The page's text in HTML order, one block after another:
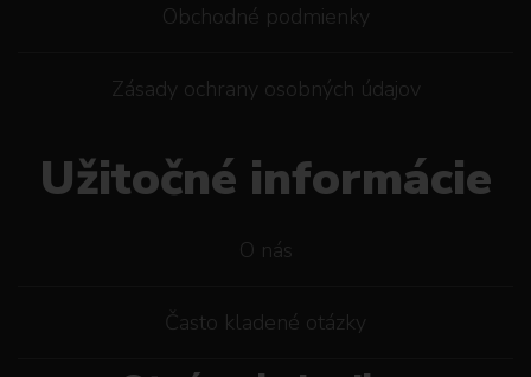
Obchodné podmienky
Zásady ochrany osobných údajov
Užitočné informácie
O nás
Často kladené otázky